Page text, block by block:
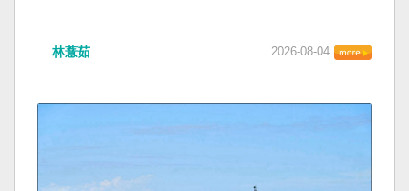
林薏茹 2026-08-04